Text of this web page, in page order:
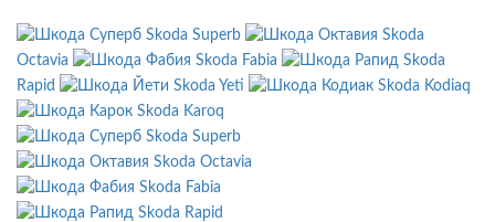
Skoda Superb
Skoda
Octavia
Skoda Fabia
Skoda
Rapid
Skoda Yeti
Skoda Kodiaq
Skoda Karoq
Skoda Superb
Skoda Octavia
Skoda Fabia
Skoda Rapid